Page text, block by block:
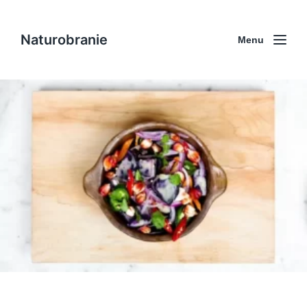
Naturobranie Menu